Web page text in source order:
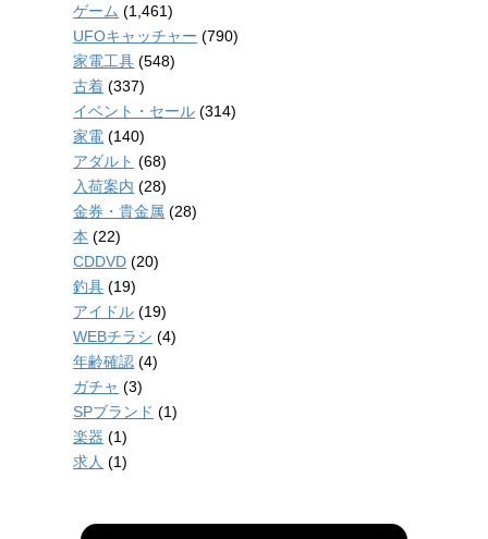
ゲーム (1,461)
UFOキャッチャー (790)
家電工具 (548)
古着 (337)
イベント・セール (314)
家電 (140)
アダルト (68)
入荷案内 (28)
金券・貴金属 (28)
本 (22)
CDDVD (20)
釣具 (19)
アイドル (19)
WEBチラシ (4)
年齢確認 (4)
ガチャ (3)
SPブランド (1)
楽器 (1)
求人 (1)